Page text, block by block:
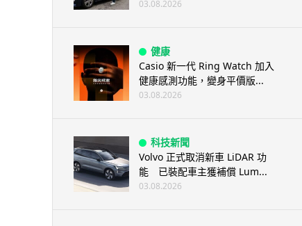
03.08.2026
健康
Casio 新一代 Ring Watch 加入
健康感測功能，變身平價版...
03.08.2026
科技新聞
Volvo 正式取消新車 LiDAR 功
能 已裝配車主獲補償 Lum...
03.08.2026